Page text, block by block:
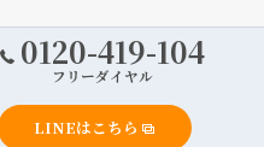
0120-419-104
フリーダイヤル
LINEはこちら